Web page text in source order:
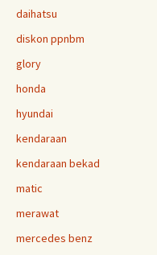
daihatsu
diskon ppnbm
glory
honda
hyundai
kendaraan
kendaraan bekad
matic
merawat
mercedes benz